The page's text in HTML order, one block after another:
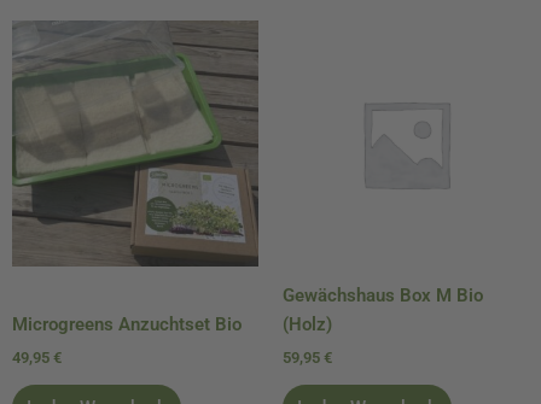
Microgreens Anzuchtset Bio
49,95 €
Gewächshaus Box M Bio
(Holz)
59,95 €